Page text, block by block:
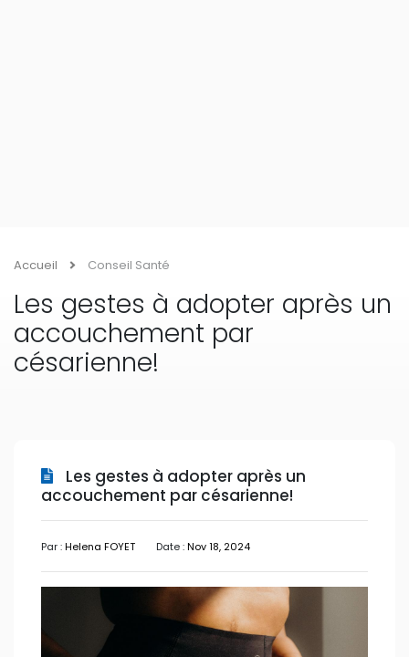
Accueil Conseil Santé
Les gestes à adopter après un
accouchement par
césarienne!
Les gestes à adopter après un
accouchement par césarienne!
Par :Helena FOYET Date :Nov 18, 2024